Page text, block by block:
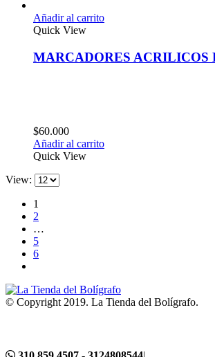
Añadir al carrito
Quick View
MARCADORES
$60.000
Añadir al carrito
Quick View
View:
1
2
…
5
6
© Copyright 2019. La Tienda del Bolígrafo.